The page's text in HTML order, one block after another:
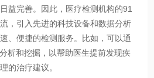
益完善。因此，医疗检测机构的91
，引入先进的科技设备和数据分析
、便捷的检测服务。比如，可以通
析和挖掘，以帮助医生提前发现疾
治疗建议。